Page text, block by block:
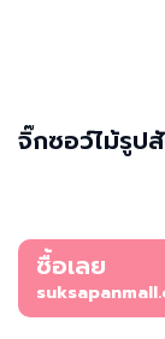
จิ๊กซอว์ไม้รูป
ซื้อเลย